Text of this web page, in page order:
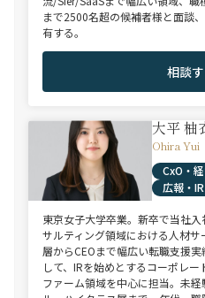
まで2500名超の候補者様と面談
有する。
相談
大平 柚
Ohira Yui
CxO・
広報・IR
東京女子大学卒業。新卒で当社
サルティング領域における人材
層からCEOまで幅広い転職支援
して、IRを始めとするコーポレ
ファーム領域を中心に担当。未